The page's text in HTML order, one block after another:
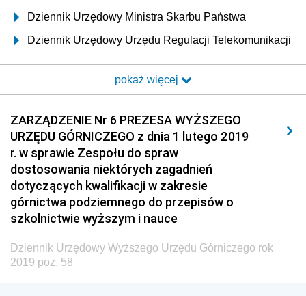
Dziennik Urzędowy Ministra Skarbu Państwa
Dziennik Urzędowy Urzędu Regulacji Telekomunikacji
Dziennik Urzędowy Ministra Transportu i Budownictwa
Elektronicznej
Dziennik Urzędowy Ministra Spraw Wewnętrznych i
Administracji
Dziennik Urzędowy Ministra Transportu
Dziennik Urzędowy Ministra Budownictwa
Dziennik Urzędowy Ministra Nauki i Szkolnictwa
Wyższego
Dziennik Urzędowy Głównego Urzędu Miar
pokaż więcej
ZARZĄDZENIE Nr 6 PREZESA WYŻSZEGO
URZĘDU GÓRNICZEGO z dnia 1 lutego 2019
r. w sprawie Zespołu do spraw
dostosowania niektórych zagadnień
dotyczących kwalifikacji w zakresie
górnictwa podziemnego do przepisów o
szkolnictwie wyższym i nauce
Dziennik Urzędowy Wyższego Urzędu Górniczego rok
2019 poz. 58